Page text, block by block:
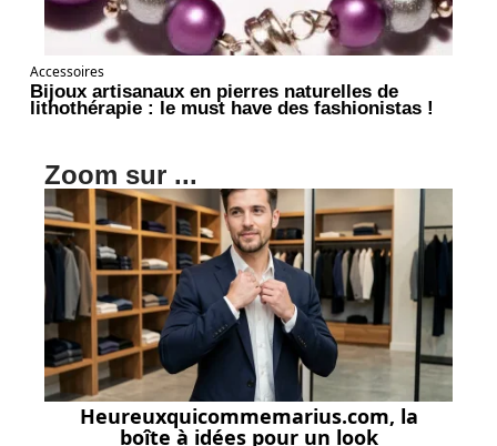
Accessoires
Bijoux artisanaux en pierres naturelles de
lithothérapie : le must have des fashionistas !
Zoom sur ...
Heureuxquicommemarius.com, la
boîte à idées pour un look